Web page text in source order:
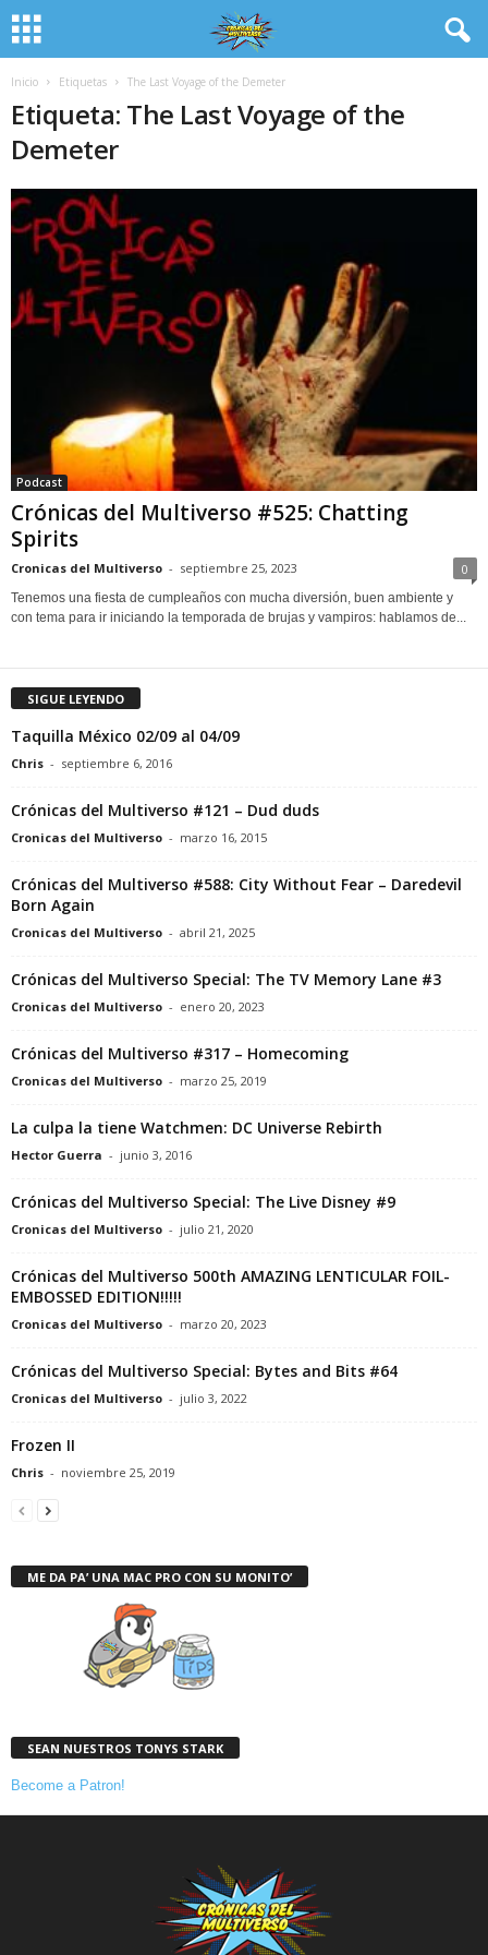
Inicio Etiquetas The Last Voyage of the Demeter
Etiqueta: The Last Voyage of the
Demeter
Podcast
Crónicas del Multiverso #525: Chatting
Spirits
Cronicas del Multiverso - septiembre 25, 2023 0
Tenemos una fiesta de cumpleaños con mucha diversión, buen ambiente y
con tema para ir iniciando la temporada de brujas y vampiros: hablamos de...
SIGUE LEYENDO
Taquilla México 02/09 al 04/09
Chris - septiembre 6, 2016
Crónicas del Multiverso #121 – Dud duds
Cronicas del Multiverso - marzo 16, 2015
Crónicas del Multiverso #588: City Without Fear – Daredevil
Born Again
Cronicas del Multiverso - abril 21, 2025
Crónicas del Multiverso Special: The TV Memory Lane #3
Cronicas del Multiverso - enero 20, 2023
Crónicas del Multiverso #317 – Homecoming
Cronicas del Multiverso - marzo 25, 2019
La culpa la tiene Watchmen: DC Universe Rebirth
Hector Guerra - junio 3, 2016
Crónicas del Multiverso Special: The Live Disney #9
Cronicas del Multiverso - julio 21, 2020
Crónicas del Multiverso 500th AMAZING LENTICULAR FOIL-
EMBOSSED EDITION!!!!!
Cronicas del Multiverso - marzo 20, 2023
Crónicas del Multiverso Special: Bytes and Bits #64
Cronicas del Multiverso - julio 3, 2022
Frozen II
Chris - noviembre 25, 2019
ME DA PA’ UNA MAC PRO CON SU MONITO’
SEAN NUESTROS TONYS STARK
Become a Patron!